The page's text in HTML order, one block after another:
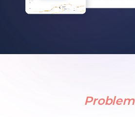
Problem